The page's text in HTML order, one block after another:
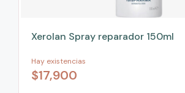
Xerolan Spray reparador 150ml
Hay existencias
$17,900